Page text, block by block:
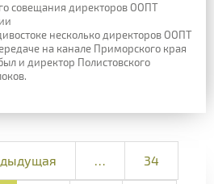
совещания директоров ООПТ
несколько директоров ООПТ
на канале Приморского края
и директор Полистовского
… 34